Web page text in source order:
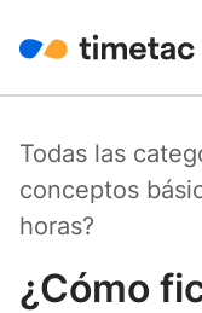
Todas las
conceptos
horas?
¿Cómo